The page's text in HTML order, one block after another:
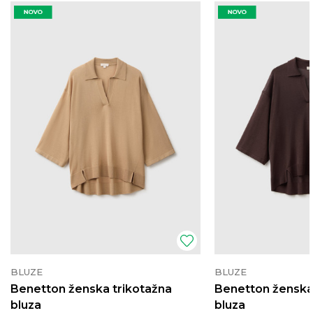
BLUZE
Benetton ženska trikotažna
bluza
BLUZE
Benetton
bluza